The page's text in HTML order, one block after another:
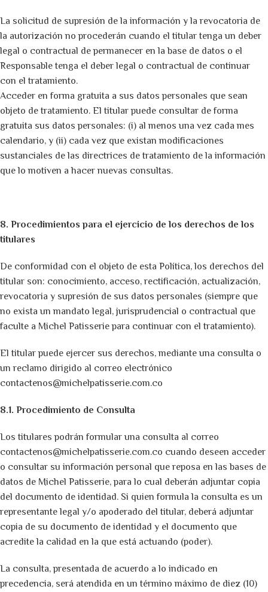
La solicitud de supresión de la información y la revocatoria de
la autorización no procederán cuando el titular tenga un deber
legal o contractual de permanecer en la base de datos o el
Responsable tenga el deber legal o contractual de continuar
con el tratamiento.
Acceder en forma gratuita a sus datos personales que sean
objeto de tratamiento. El titular puede consultar de forma
gratuita sus datos personales: (i) al menos una vez cada mes
calendario, y (ii) cada vez que existan modificaciones
sustanciales de las directrices de tratamiento de la información
que lo motiven a hacer nuevas consultas.
8. Procedimientos para el ejercicio de los derechos de los
titulares
De conformidad con el objeto de esta Política, los derechos del
titular son: conocimiento, acceso, rectificación, actualización,
revocatoria y supresión de sus datos personales (siempre que
no exista un mandato legal, jurisprudencial o contractual que
faculte a Michel Patisserie para continuar con el tratamiento).
El titular puede ejercer sus derechos, mediante una consulta o
un reclamo dirigido al correo electrónico
contactenos@michelpatisserie.com.co
8.1. Procedimiento de Consulta
Los titulares podrán formular una consulta al correo
contactenos@michelpatisserie.com.co cuando deseen acceder
o consultar su información personal que reposa en las bases de
datos de Michel Patisserie, para lo cual deberán adjuntar copia
del documento de identidad. Si quien formula la consulta es un
representante legal y/o apoderado del titular, deberá adjuntar
copia de su documento de identidad y el documento que
acredite la calidad en la que está actuando (poder).
La consulta, presentada de acuerdo a lo indicado en
precedencia, será atendida en un término máximo de diez (10)